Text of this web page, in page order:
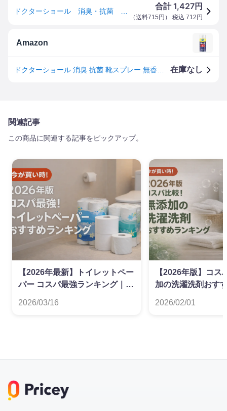
合計1,427円
（送料715円 ） 税込 712 円
Amazon
在庫なし
関連記事
この商品に関連する記事をピックアップ。
【2026年最新】トイレットペー
パー コスパ最強ランキング｜ダ
2026/03/16
【2026年版】コス
加の洗濯洗剤おす
2026/02/01